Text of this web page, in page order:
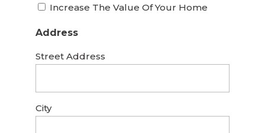
Increase The Value Of Your Home
Address
Street Address
City